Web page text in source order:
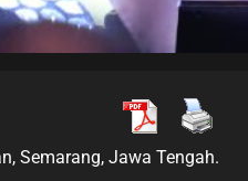
Semarang, Jawa Tengah.